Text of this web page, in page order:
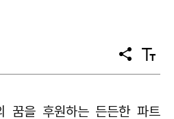
공
유
텍
스
기
꿈을 후원하는 든든한 파트